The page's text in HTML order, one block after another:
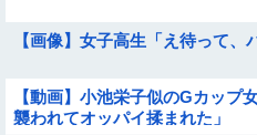
【画像】女子高生「え待って、
【動画】小池栄子似のGカップ
襲われてオッパイ揉まれた」